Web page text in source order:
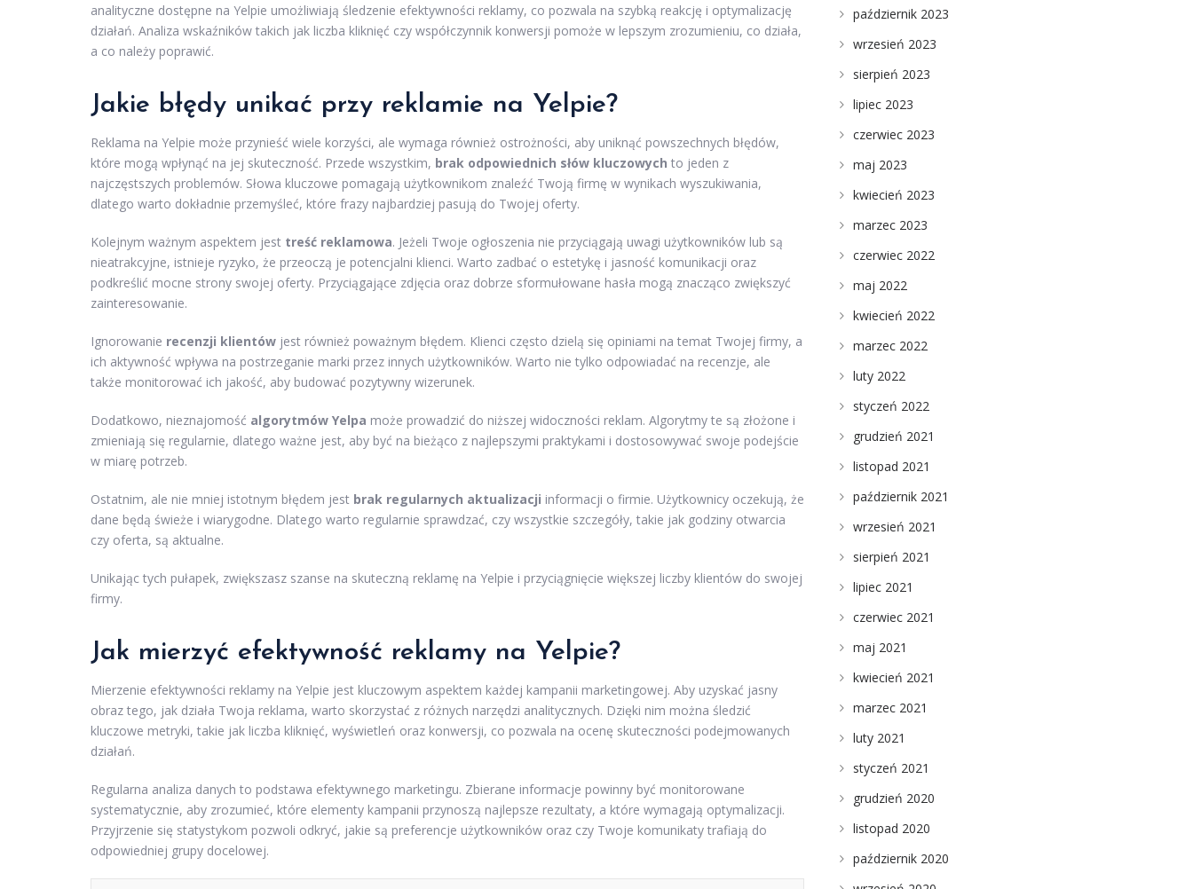
analityczne dostępne na Yelpie umożliwiają śledzenie efektywności reklamy, co pozwala na szybką reakcję i optymalizację
działań. Analiza wskaźników takich jak liczba kliknięć czy współczynnik konwersji pomoże w lepszym zrozumieniu, co działa,
a co należy poprawić.
Jakie błędy unikać przy reklamie na Yelpie?
Reklama na Yelpie może przynieść wiele korzyści, ale wymaga również ostrożności, aby uniknąć powszechnych błędów,
które mogą wpłynąć na jej skuteczność. Przede wszystkim, brak odpowiednich słów kluczowych to jeden z
najczęstszych problemów. Słowa kluczowe pomagają użytkownikom znaleźć Twoją firmę w wynikach wyszukiwania,
dlatego warto dokładnie przemyśleć, które frazy najbardziej pasują do Twojej oferty.
Kolejnym ważnym aspektem jest treść reklamowa. Jeżeli Twoje ogłoszenia nie przyciągają uwagi użytkowników lub są
nieatrakcyjne, istnieje ryzyko, że przeoczą je potencjalni klienci. Warto zadbać o estetykę i jasność komunikacji oraz
podkreślić mocne strony swojej oferty. Przyciągające zdjęcia oraz dobrze sformułowane hasła mogą znacząco zwiększyć
zainteresowanie.
Ignorowanie recenzji klientów jest również poważnym błędem. Klienci często dzielą się opiniami na temat Twojej firmy, a
ich aktywność wpływa na postrzeganie marki przez innych użytkowników. Warto nie tylko odpowiadać na recenzje, ale
także monitorować ich jakość, aby budować pozytywny wizerunek.
Dodatkowo, nieznajomość algorytmów Yelpa może prowadzić do niższej widoczności reklam. Algorytmy te są złożone i
zmieniają się regularnie, dlatego ważne jest, aby być na bieżąco z najlepszymi praktykami i dostosowywać swoje podejście
w miarę potrzeb.
Ostatnim, ale nie mniej istotnym błędem jest brak regularnych aktualizacji informacji o firmie. Użytkownicy oczekują, że
dane będą świeże i wiarygodne. Dlatego warto regularnie sprawdzać, czy wszystkie szczegóły, takie jak godziny otwarcia
czy oferta, są aktualne.
Unikając tych pułapek, zwiększasz szanse na skuteczną reklamę na Yelpie i przyciągnięcie większej liczby klientów do swojej
firmy.
Jak mierzyć efektywność reklamy na Yelpie?
Mierzenie efektywności reklamy na Yelpie jest kluczowym aspektem każdej kampanii marketingowej. Aby uzyskać jasny
obraz tego, jak działa Twoja reklama, warto skorzystać z różnych narzędzi analitycznych. Dzięki nim można śledzić
kluczowe metryki, takie jak liczba kliknięć, wyświetleń oraz konwersji, co pozwala na ocenę skuteczności podejmowanych
działań.
Regularna analiza danych to podstawa efektywnego marketingu. Zbierane informacje powinny być monitorowane
systematycznie, aby zrozumieć, które elementy kampanii przynoszą najlepsze rezultaty, a które wymagają optymalizacji.
Przyjrzenie się statystykom pozwoli odkryć, jakie są preferencje użytkowników oraz czy Twoje komunikaty trafiają do
odpowiedniej grupy docelowej.
październik 2023
wrzesień 2023
sierpień 2023
lipiec 2023
czerwiec 2023
maj 2023
kwiecień 2023
marzec 2023
czerwiec 2022
maj 2022
kwiecień 2022
marzec 2022
luty 2022
styczeń 2022
grudzień 2021
listopad 2021
październik 2021
wrzesień 2021
sierpień 2021
lipiec 2021
czerwiec 2021
maj 2021
kwiecień 2021
marzec 2021
luty 2021
styczeń 2021
grudzień 2020
listopad 2020
październik 2020